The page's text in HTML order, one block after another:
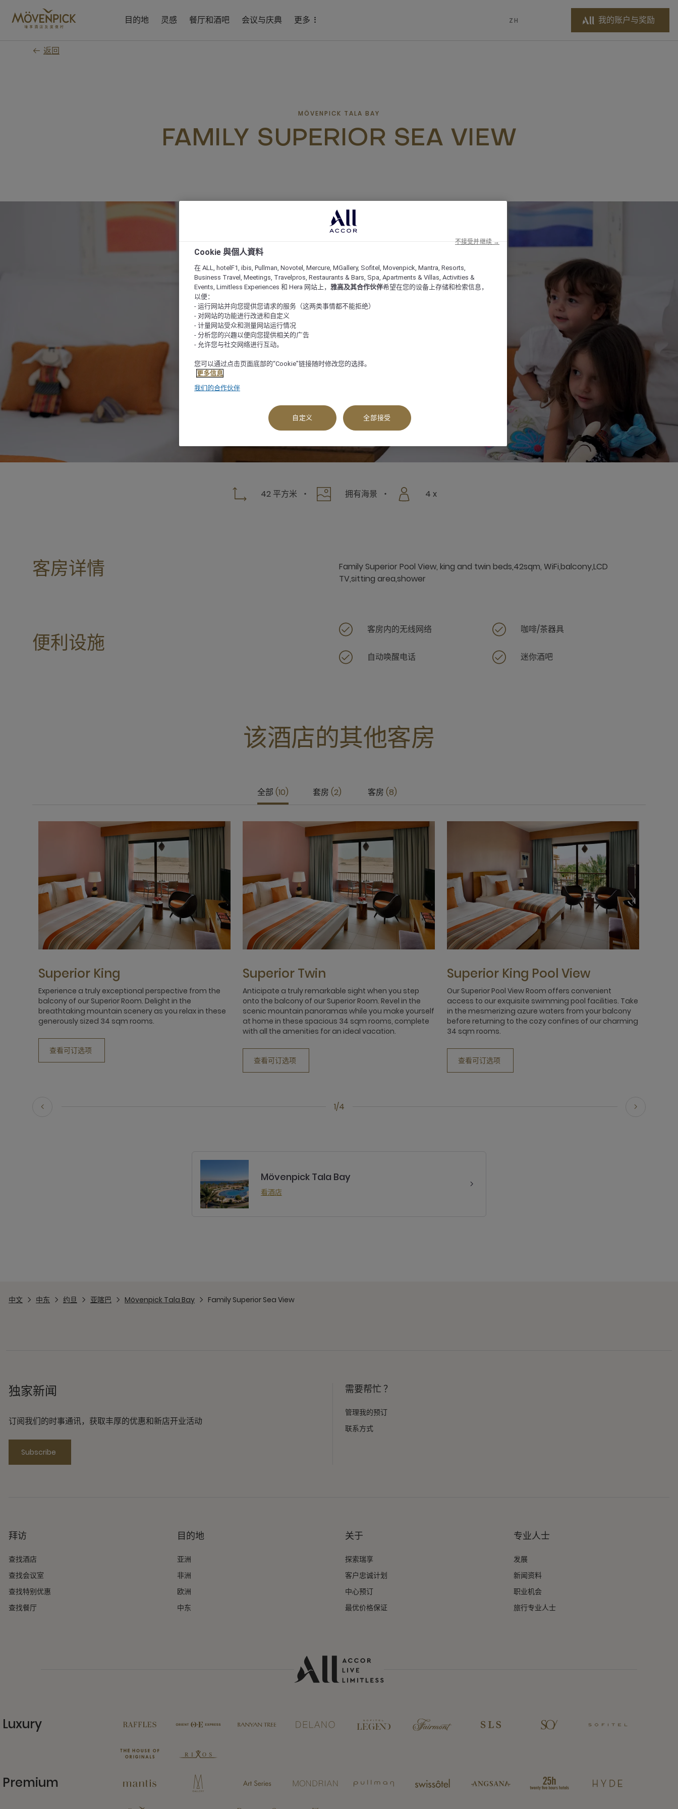
目的地 灵感 餐厅和酒吧 会议与庆典 更多 ZH 我的账户与奖励
返回
MÖVENPICK TALA BAY
FAMILY SUPERIOR SEA VIEW
查看可订选项
42 平方米 拥有海景 4 x
客房详情
Family Superior Pool View, king and twin beds,42sqm, WiFi,balcony,LCD
TV,sitting area,shower
便利设施
客房内的无线网络 咖啡/茶器具
自动唤醒电话 迷你酒吧
该酒店的其他客房
全部 10 套房 2 客房 8
1/4
Superior King
Experience a truly exceptional perspective from the
balcony of our Superior Room. Delight in the
breathtaking mountain scenery as you relax in these
generously sized 34 sqm rooms.
查看可订选项
Superior Twin
Anticipate a truly remarkable sight when you step
onto the balcony of our Superior Room. Revel in the
scenic mountain panoramas while you make yourself
at home in these spacious 34 sqm rooms, complete
with all the amenities for an ideal vacation.
查看可订选项
Superior King Pool View
Our Superior Pool View Room offers convenient
access to our exquisite swimming pool facilities. Take
in the mesmerizing azure waters from your balcony
before returning to the cozy confines of our charming
34 sqm rooms.
查看可订选项
Mövenpick Tala Bay
看酒店
中文 中东 约旦 亚喀巴 Mövenpick Tala Bay Family Superior Sea View
独家新闻
订阅我们的时事通讯，获取丰厚的优惠和新店开业活动
Subscribe
需要帮忙 ？
管理我的预订
联系方式
拜访
查找酒店
查找会议室
查找特别优惠
查找餐厅
目的地
亚洲
非洲
欧洲
中东
关于
探索瑞享
客户忠诚计划
中心预订
最优价格保证
专业人士
发展
新闻资料
职业机会
旅行专业人士
Luxury
Premium
Cookie 與個人資料
在 ALL, hotelF1, ibis, Pullman, Novotel, Mercure, MGallery, Sofitel, Movenpick, Mantra, Resorts,
Business Travel, Meetings, Travelpros, Restaurants & Bars, Spa, Apartments & Villas, Activities &
Events, Limitless Experiences 和 Hera 网站上， 雅高及其合作伙伴希望在您的设备上存储和检索信息，
以便：
- 运行网站并向您提供您请求的服务（这两类事情都不能拒绝）
- 对网站的功能进行改进和自定义
- 计量网站受众和测量网站运行情况
- 分析您的兴趣以便向您提供相关的广告
- 允许您与社交网络进行互动。
您可以通过点击页面底部的“Cookie”链接随时修改您的选择。
更多信息
我们的合作伙伴
自定义 全部接受
不接受并继续 →